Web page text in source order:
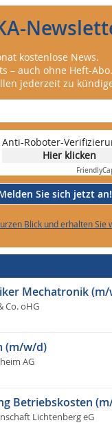
kostenlose News.
– auch ohne Heft-Abo.
jederzeit zu
Anti-Roboter-
Hier klicken
Friendly
Sie sich jetzt an!
Blick und erhalten Sie
Mechatronik
Co. oHG
(m/w/d)
AG
Betriebskosten
Lichtenberg eG